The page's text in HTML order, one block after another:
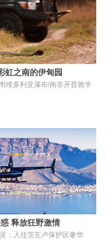
之南的伊甸园
维多利亚瀑布/南非开普敦半
释放狂野激情
；入住茨瓦卢保护区奢华